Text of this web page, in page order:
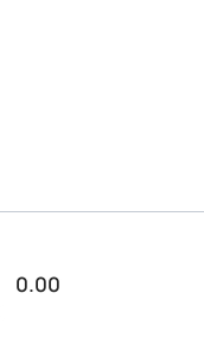
0.00